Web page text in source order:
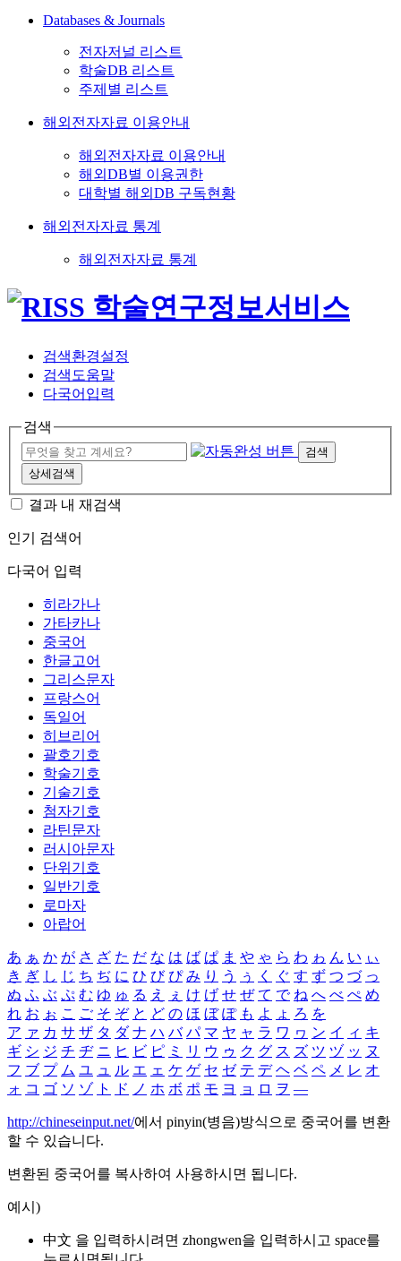
Databases & Journals
전자저널 리스트
학술DB 리스트
주제별 리스트
해외전자자료 이용안내
해외전자자료 이용안내
해외DB별 이용권한
대학별 해외DB 구독현황
해외전자자료 통계
해외전자자료 통계
검색환경설정
검색도움말
다국어입력
검색
검색
상세검색
결과 내 재검색
인기 검색어
다국어 입력
히라가나
가타카나
중국어
한글고어
그리스문자
프랑스어
독일어
히브리어
괄호기호
학술기호
기술기호
첨자기호
라틴문자
러시아문자
단위기호
일반기호
로마자
아랍어
あ ぁ か が さ ざ た だ な は ば ぱ ま や ゃ ら わ ゎ ん い ぃ
き ぎ し じ ち ぢ に ひ び ぴ み り う ぅ く ぐ す ず つ づ っ
ぬ ふ ぶ ぷ む ゆ ゅ る え ぇ け げ せ ぜ て で ね へ べ ぺ め
れ お ぉ こ ご そ ぞ と ど の ほ ぼ ぽ も よ ょ ろ を
ア ァ カ サ ザ タ ダ ナ ハ バ パ マ ヤ ャ ラ ワ ヮ ン イ ィ キ
ギ シ ジ チ ヂ ニ ヒ ビ ピ ミ リ ウ ゥ ク グ ス ズ ツ ヅ ッ ヌ
フ ブ プ ム ユ ュ ル エ ェ ケ ゲ セ ゼ テ デ ヘ ベ ペ メ レ オ
ォ コ ゴ ソ ゾ ト ド ノ ホ ボ ポ モ ヨ ョ ロ ヲ ―
http://chineseinput.net/에서 pinyin(병음)방식으로 중국어를 변환
할 수 있습니다.
변환된 중국어를 복사하여 사용하시면 됩니다.
예시)
中文 을 입력하시려면 zhongwen을 입력하시고 space를